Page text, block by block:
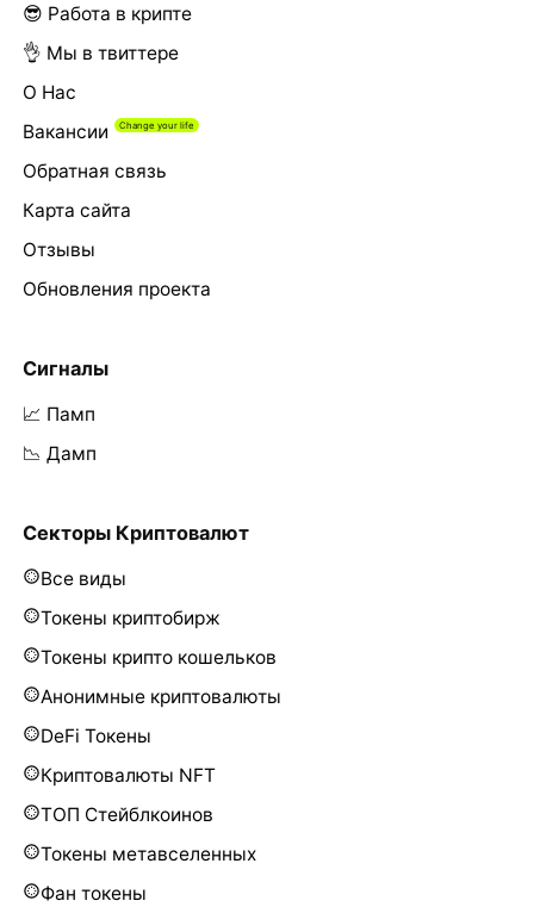
😎 Работа в крипте
👌 Мы в твиттере
О Нас
Вакансии
Обратная связь
Карта сайта
Отзывы
Обновления проекта
Сигналы
📈 Памп
📉 Дамп
Секторы Криптовалют
Все виды
Токены криптобирж
Токены крипто кошельков
Анонимные криптовалюты
DeFi Токены
Криптовалюты NFT
ТОП Стейблкоинов
Токены метавселенных
Фан токены